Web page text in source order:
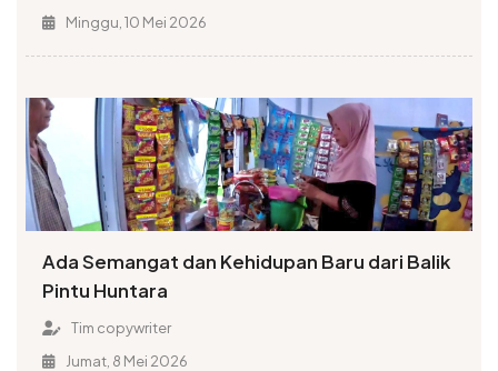
Minggu, 10 Mei 2026
Ada Semangat dan Kehidupan Baru dari Balik
Pintu Huntara
Tim copywriter
Jumat, 8 Mei 2026